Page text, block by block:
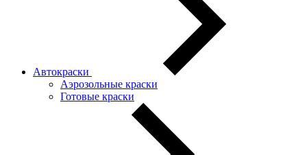
Автокраски
Аэрозольные краски
Готовые краски